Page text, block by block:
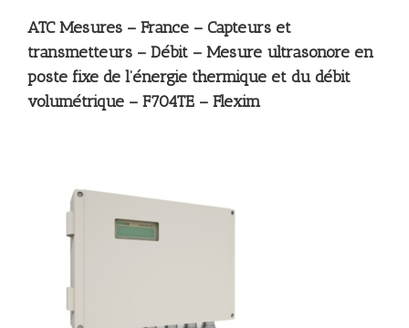
ATC Mesures – France – Capteurs et
transmetteurs – Débit – Mesure ultrasonore en
poste fixe de l’énergie thermique et du débit
volumétrique – F704TE – Flexim